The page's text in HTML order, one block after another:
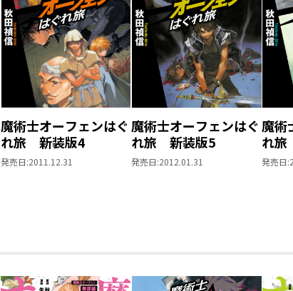
魔術士オーフェンはぐ
れ旅 新装版4
発売日:2011.12.31
魔術士オーフェンはぐ
れ旅 新装版5
発売日:2012.01.31
魔術
れ
発売日: